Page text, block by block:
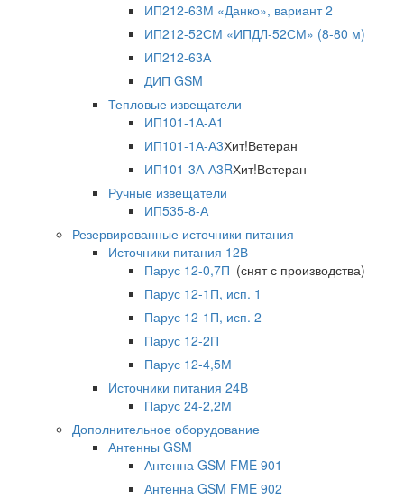
ИП212-63М «Данко», вариант 2
ИП212-52СМ «ИПДЛ-52СМ» (8-80 м)
ИП212-63А
ДИП GSM
Тепловые извещатели
ИП101-1А-А1
ИП101-1А-А3Хит!Ветеран
ИП101-3А-А3RХит!Ветеран
Ручные извещатели
ИП535-8-А
Резервированные источники питания
Источники питания 12В
Парус 12-0,7П (снят с производства)
Парус 12-1П, исп. 1
Парус 12-1П, исп. 2
Парус 12-2П
Парус 12-4,5М
Источники питания 24В
Парус 24-2,2М
Дополнительное оборудование
Антенны GSM
Антенна GSM FME 901
Антенна GSM FME 902